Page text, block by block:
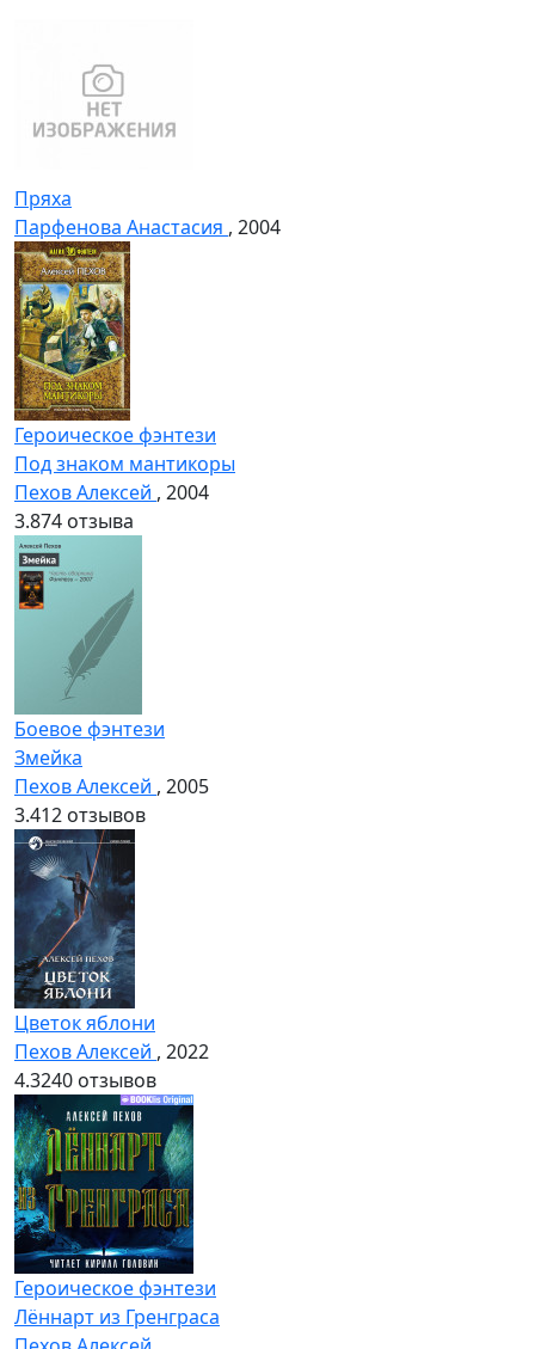
Пряха
Парфенова Анастасия , 2004
Героическое фэнтези
Под знаком мантикоры
Пехов Алексей , 2004
3.874 отзыва
Боевое фэнтези
Змейка
Пехов Алексей , 2005
3.412 отзывов
Цветок яблони
Пехов Алексей , 2022
4.3240 отзывов
Героическое фэнтези
Лённарт из Гренграса